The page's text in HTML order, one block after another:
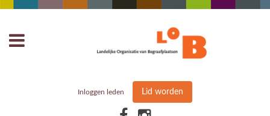
Inloggen leden Lid worden